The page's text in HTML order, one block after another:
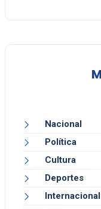
Nacional
Política
Cultura
Deportes
Internacional